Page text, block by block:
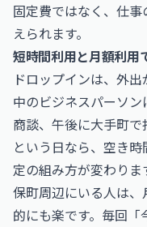
固定費ではなく、仕
えられます。
短時間利用と月額利用
ドロップインは、外
中のビジネスパーソ
商談、午後に大手町
という日なら、空き
定の組み方が変わりま
保町周辺にいる人は
的にも楽です。毎回